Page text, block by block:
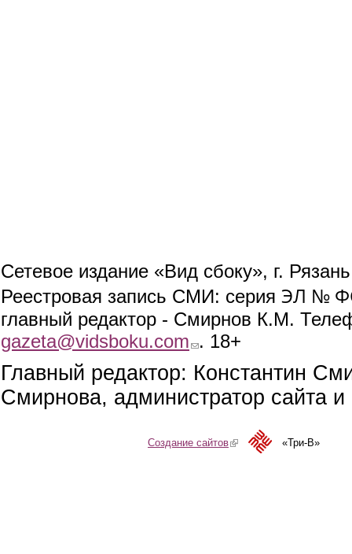
Сетевое издание «Вид сбоку», г.
Реестровая запись СМИ: серия ЭЛ №
главный редактор - Смирнов К.М.
gazeta@vidsboku.com (link sends e-mail)
. 18+
Главный редактор: Константин
Смирнова, администратор сайта
Создание сайтов(link is external)«Три-В»